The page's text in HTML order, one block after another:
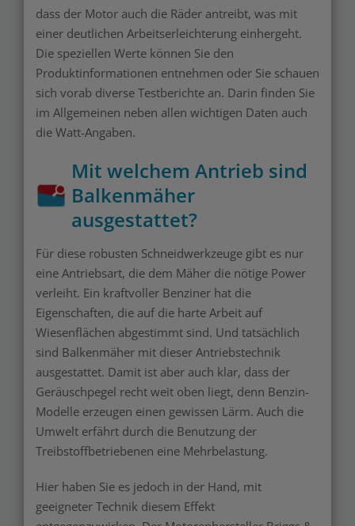
dass der Motor auch die Räder antreibt, was mit
einer deutlichen Arbeitserleichterung einhergeht.
Die speziellen Werte können Sie den
Produktinformationen entnehmen oder Sie schauen
sich vorab diverse Testberichte an. Darin finden Sie
im Allgemeinen neben allen wichtigen Daten auch
die Watt-Angaben.
Mit welchem Antrieb sind
Balkenmäher
ausgestattet?
Für diese robusten Schneidwerkzeuge gibt es nur
eine Antriebsart, die dem Mäher die nötige Power
verleiht. Ein kraftvoller Benziner hat die
Eigenschaften, die auf die harte Arbeit auf
Wiesenflächen abgestimmt sind. Und tatsächlich
sind Balkenmäher mit dieser Antriebstechnik
ausgestattet. Damit ist aber auch klar, dass der
Geräuschpegel recht weit oben liegt, denn Benzin-
Modelle erzeugen einen gewissen Lärm. Auch die
Umwelt erfährt durch die Benutzung der
Treibstoffbetriebenen eine Mehrbelastung.
Hier haben Sie es jedoch in der Hand, mit
geeigneter Technik diesem Effekt